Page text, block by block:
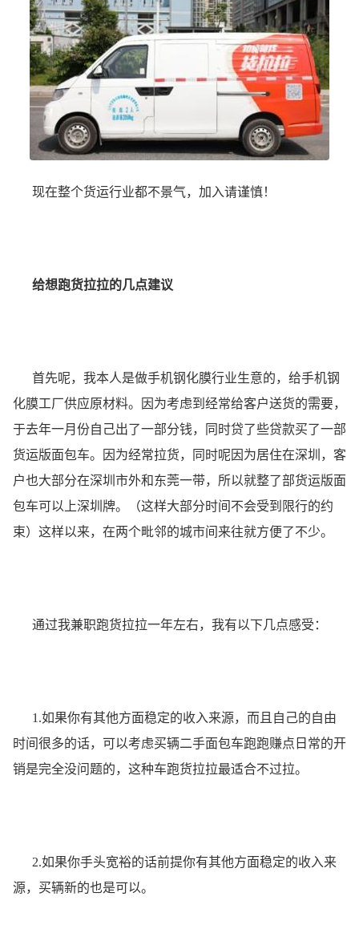
现在整个货运行业都不景气，加入请谨慎！
给想跑货拉拉的几点建议
首先呢，我本人是做手机钢化膜行业生意的，给手机钢
化膜工厂供应原材料。因为考虑到经常给客户送货的需要，
于去年一月份自己出了一部分钱，同时贷了些贷款买了一部
货运版面包车。因为经常拉货，同时呢因为居住在深圳，客
户也大部分在深圳市外和东莞一带，所以就整了部货运版面
包车可以上深圳牌。（这样大部分时间不会受到限行的约
束）这样以来，在两个毗邻的城市间来往就方便了不少。
通过我兼职跑货拉拉一年左右，我有以下几点感受：
1.如果你有其他方面稳定的收入来源，而且自己的自由
时间很多的话，可以考虑买辆二手面包车跑跑赚点日常的开
销是完全没问题的，这种车跑货拉拉最适合不过拉。
2.如果你手头宽裕的话前提你有其他方面稳定的收入来
源，买辆新的也是可以。